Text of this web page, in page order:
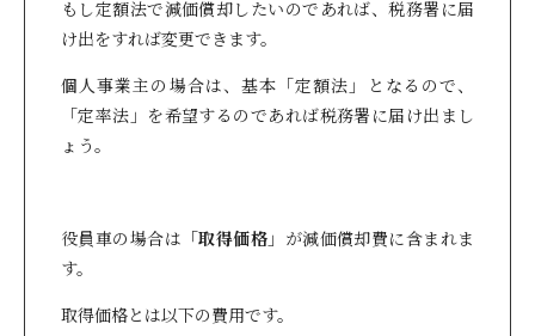
もし定額法で減価償却したいのであれば、税務署に届
け出をすれば変更できます。
個人事業主の場合は、基本「定額法」となるので、
「定率法」を希望するのであれば税務署に届け出まし
ょう。
役員車の場合は「取得価格 」が減価償却費に含まれま
す。
取得価格とは以下の費用です。